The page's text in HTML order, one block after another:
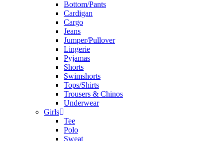
Bottom/Pants
Cardigan
Cargo
Jeans
Jumper/Pullover
Lingerie
Pyjamas
Shorts
Swimshorts
Tops/Shirts
Trousers & Chinos
Underwear
Girls
Tee
Polo
Sweat